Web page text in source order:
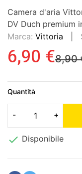
Camera d'aria
DV Duch premium
Marca: Vittoria
8,90
6,90 €
Quantità
 Disponibile